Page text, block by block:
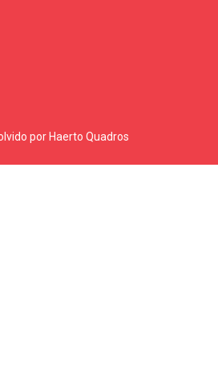
por Haerto Quadros